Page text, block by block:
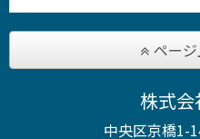
ペー
株式会
中央区京橋1-